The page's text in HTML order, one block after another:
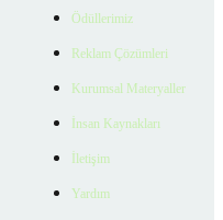
Ödüllerimiz
Reklam Çözümleri
Kurumsal Materyaller
İnsan Kaynakları
İletişim
Yardım